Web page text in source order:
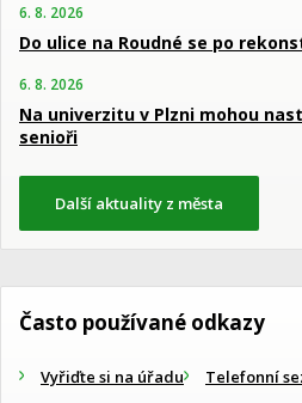
6. 8. 2026
Do ulice na Roudné se po
6. 8. 2026
Na univerzitu v Plzni mohou
senioři
Další aktuality z města
Často používané odkazy
Vyřiďte si na úřadu
Telefonní